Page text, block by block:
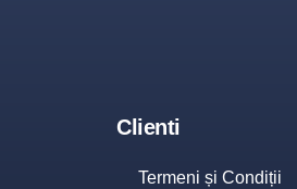
Clienti
Termeni și Condiții